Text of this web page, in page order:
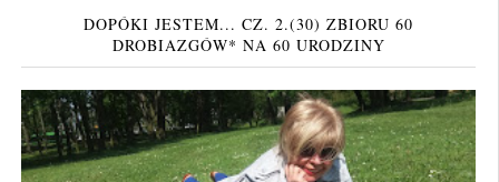
DOPÓKI JESTEM... CZ. 2.(30) ZBIORU 60
DROBIAZGÓW* NA 60 URODZINY